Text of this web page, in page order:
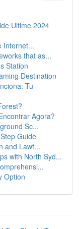
Ultime 2024
Internet...
that as...
Station
Destination
Tu
Agora?
Sc...
Guide
and Lawf...
with North Syd...
Option